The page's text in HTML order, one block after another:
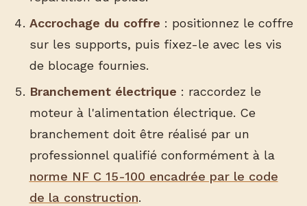
Accrochage du coffre : positionnez le coffre
sur les supports, puis fixez-le avec les vis
de blocage fournies.
Branchement électrique : raccordez le
moteur à l'alimentation électrique. Ce
branchement doit être réalisé par un
professionnel qualifié conformément à la
norme NF C 15-100 encadrée par le code
de la construction.